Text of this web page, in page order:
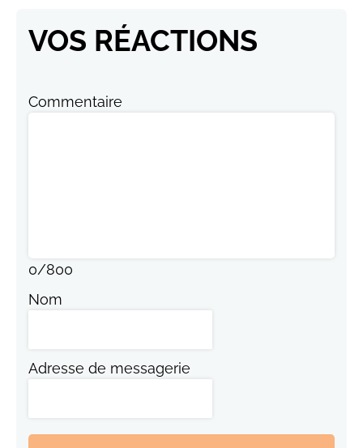
VOS RÉACTIONS
Commentaire
0/800
Nom
Adresse de messagerie